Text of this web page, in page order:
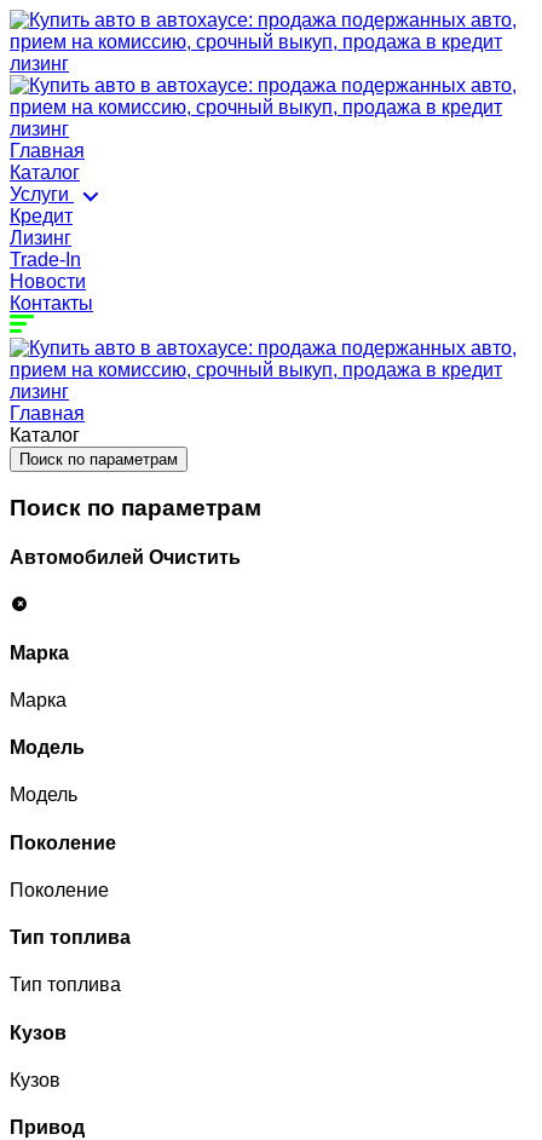
Главная
Каталог
Услуги
Кредит
Лизинг
Trade-In
Новости
Контакты
Главная
Каталог
Поиск по параметрам
Поиск по параметрам
Автомобилей Очистить
Марка
Марка
Модель
Модель
Поколение
Поколение
Тип топлива
Тип топлива
Кузов
Кузов
Привод